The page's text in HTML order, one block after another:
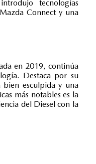
tecnologías
Connect y una
en 2019, continúa
Destaca por su
bien esculpida y una
más notables es la
del Diesel con la